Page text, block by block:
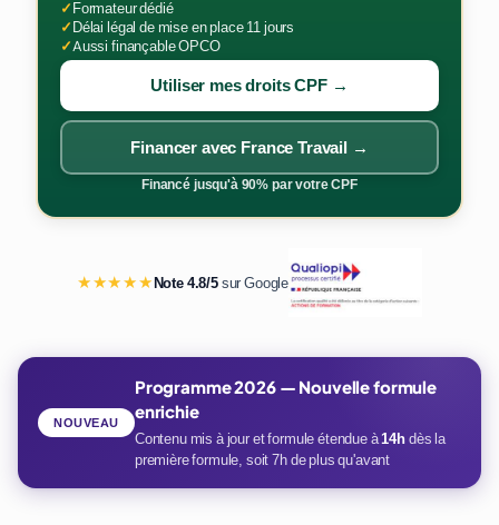
✓Formateur dédié
✓Délai légal de mise en place 11 jours
✓Aussi finançable OPCO
Utiliser mes droits CPF →
Financer avec France Travail →
Financé jusqu'à 90% par votre CPF
★★★★★Note 4.8/5sur Google
Programme 2026 — Nouvelle formule
enrichie
Contenu mis à jour et formule étendue à14hdès la
première formule, soit 7h de plus qu'avant
NOUVEAU